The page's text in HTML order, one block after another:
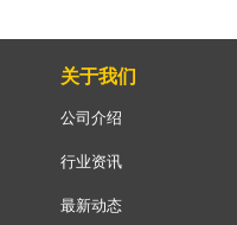
关于我们
公司介绍
行业资讯
最新动态